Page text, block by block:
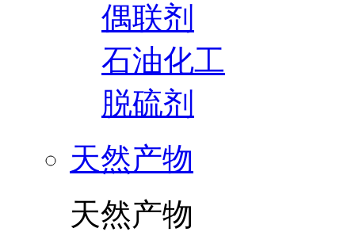
偶联剂
石油化工
脱硫剂
天然产物
天然产物